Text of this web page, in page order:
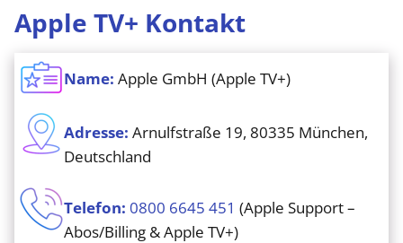
Apple TV+ Kontakt
Name: Apple GmbH (Apple TV+)
Adresse: Arnulfstraße 19, 80335 München,
Deutschland
Telefon: 0800 6645 451 (Apple Support –
Abos/Billing & Apple TV+)